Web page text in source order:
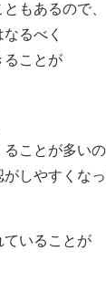
もあるので、
るべく
ることが
ことが多いの
しやすくな
ていることが